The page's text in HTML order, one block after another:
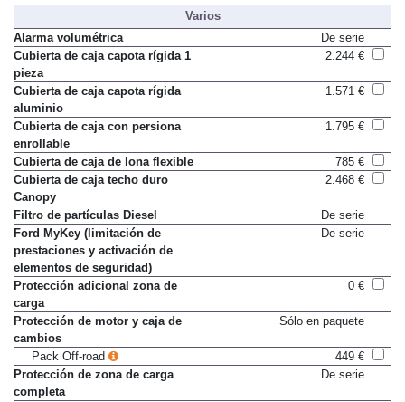
Varios
Alarma volumétrica
De serie
Cubierta de caja capota rígida 1
pieza
2.244 €
Cubierta de caja capota rígida
aluminio
1.571 €
Cubierta de caja con persiona
enrollable
1.795 €
Cubierta de caja de lona flexible
785 €
Cubierta de caja techo duro
Canopy
2.468 €
Filtro de partículas Diesel
De serie
Ford MyKey (limitación de
prestaciones y activación de
elementos de seguridad)
De serie
Protección adicional zona de
carga
0 €
Protección de motor y caja de
cambios
Sólo en paquete
Pack Off-road
449 €
Protección de zona de carga
completa
De serie